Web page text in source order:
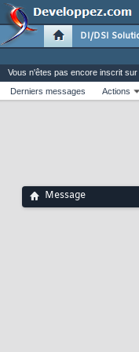
DI/DSI
Vous n'êtes pas encore inscrit
Derniers messages
Actions
Message